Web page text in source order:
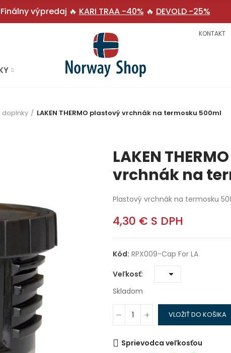
Finálny výpredaj 🔥 KARI TRAA -40% 🔥 DEVOLD -25%
KONTAKT
doplnky LAKEN THERMO plastový vrchnák na termosku 500ml
LAKEN
vrchnák na
Plastový vrchnák na termosku
4,30 € S DPH
Kód: RPX009-Cap For LA
Veľkosť
Skladom
VLOŽIŤ DO KOŠIKA
Sprievodca veľkosťou